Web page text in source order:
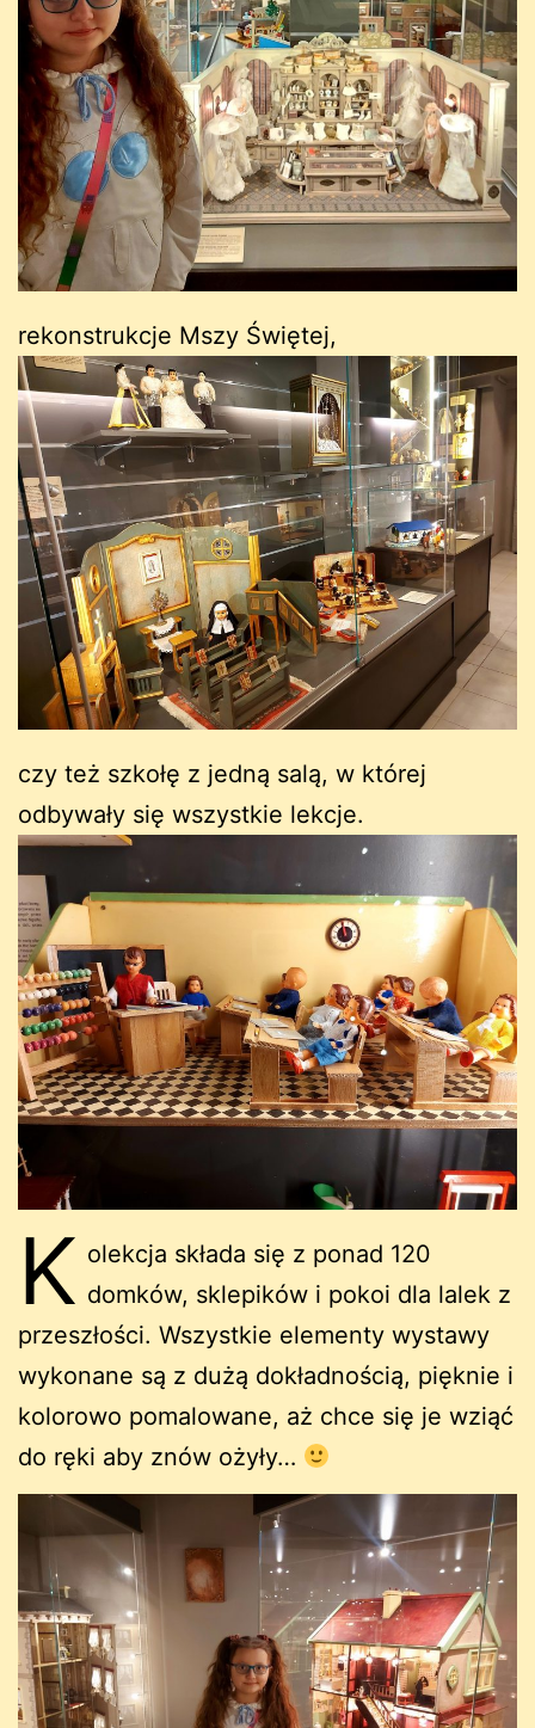
rekonstrukcje Mszy Świętej,
czy też szkołę z jedną salą, w której
odbywały się wszystkie lekcje.
K olekcja składa się z ponad 120
domków, sklepików i pokoi dla lalek z
przeszłości. Wszystkie elementy wystawy
wykonane są z dużą dokładnością, pięknie i
kolorowo pomalowane, aż chce się je wziąć
do ręki aby znów ożyły…